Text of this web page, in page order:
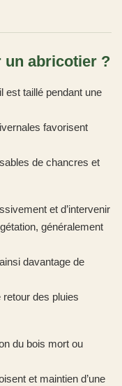
un abricotier ?
est taillé pendant une
favorisent
de chancres et
et d’intervenir
généralement
davantage de
des pluies
du bois mort ou
et maintien d’une